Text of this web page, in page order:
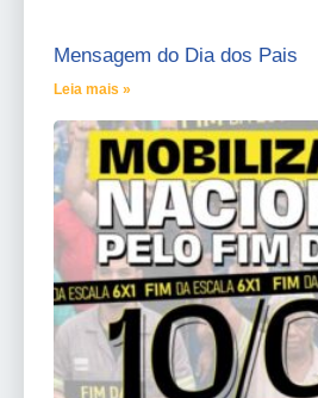
Mensagem do Dia dos Pais
Leia mais »